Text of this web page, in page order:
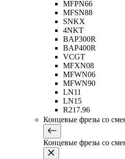
MFPN66
MFSN88
SNKX
4NKT
BAP300R
BAP400R
VCGT
MFXN08
MFWN06
MFWN90
LN11
LN15
R217.96
Концевые фрезы со
Концевые фрезы со